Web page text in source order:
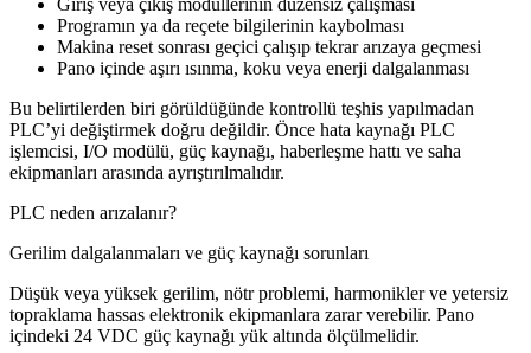
Programın ya da reçete bilgilerinin kaybolması
Makina reset sonrası geçici çalışıp tekrar arızaya geçmesi
Pano içinde aşırı ısınma, koku veya enerji dalgalanması
Bu belirtilerden biri görüldüğünde kontrollü teşhis yapılmadan
PLC’yi değiştirmek doğru değildir. Önce hata kaynağı PLC
işlemcisi, I/O modülü, güç kaynağı, haberleşme hattı ve saha
ekipmanları arasında ayrıştırılmalıdır.
PLC neden arızalanır?
Gerilim dalgalanmaları ve güç kaynağı sorunları
Düşük veya yüksek gerilim, nötr problemi, harmonikler ve yetersiz
topraklama hassas elektronik ekipmanlara zarar verebilir. Pano
içindeki 24 VDC güç kaynağı yük altında ölçülmelidir.